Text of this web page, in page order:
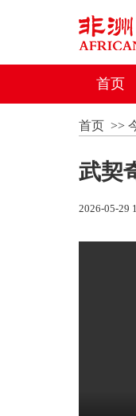
首页
首页>>
武契
2026-05-29